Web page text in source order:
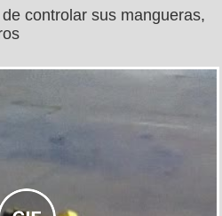
controlar sus mangueras,